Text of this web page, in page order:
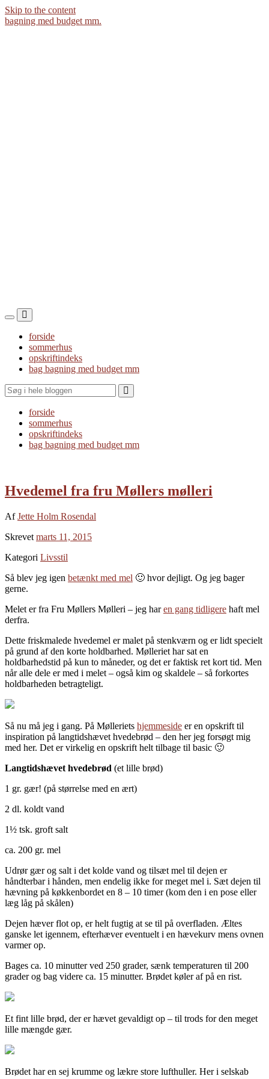
Skip to the content
bagning med budget mm.
Toggle
mobile
menu
Toggle
the
search
field
forside
sommerhus
opskriftindeks
bag bagning med budget mm
forside
sommerhus
opskriftindeks
bag bagning med budget mm
Hvedemel fra fru Møllers mølleri
AfJette Holm Rosendal
Skrevet marts 11, 2015
Kategori Livsstil
Så blev jeg igen betænkt med mel 🙂 hvor dejligt. Og jeg bager
gerne.
Melet er fra Fru Møllers Mølleri – jeg haren gang tidligere haft mel
derfra.
Dette friskmalede hvedemel er malet på stenkværn og er lidt specielt
på grund af den korte holdbarhed. Mølleriet har sat en
holdbarhedstid på kun to måneder, og det er faktisk ret kort tid. Men
når alle dele er med i melet – også kim og skaldele – så forkortes
holdbarheden betragteligt.
Så nu må jeg i gang. På Mølleriets hjemmeside er en opskrift til
inspiration på langtidshævet hvedebrød – den her jeg forsøgt mig
med her. Det er virkelig en opskrift helt tilbage til basic 🙂
Langtidshævet hvedebrød (et lille brød)
1 gr. gær! (på størrelse med en ært)
2 dl. koldt vand
1½ tsk. groft salt
ca. 200 gr. mel
Udrør gær og salt i det kolde vand og tilsæt mel til dejen er
håndterbar i hånden, men endelig ikke for meget mel i. Sæt dejen til
hævning på køkkenbordet en 8 – 10 timer (kom den i en pose eller
læg låg på skålen)
Dejen hæver flot op, er helt fugtig at se til på overfladen. Æltes
ganske let igennem, efterhæver eventuelt i en hævekurv mens ovnen
varmer op.
Bages ca. 10 minutter ved 250 grader, sænk temperaturen til 200
grader og bag videre ca. 15 minutter. Brødet køler af på en rist.
Et fint lille brød, der er hævet gevaldigt op – til trods for den meget
lille mængde gær.
Brødet har en sej krumme og lækre store lufthuller. Her i selskab